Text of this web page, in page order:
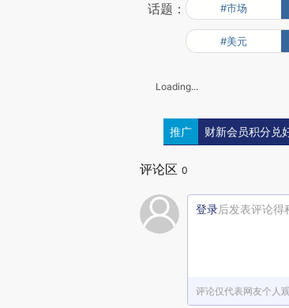
话题： #市场
#美元
Loading...
推广 财新会员积分兑
评论区 0
登录后发表评论得
评论仅代表网友个人